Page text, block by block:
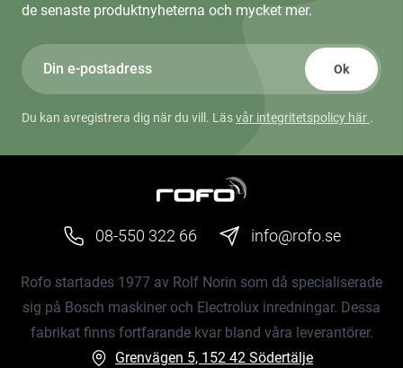
de senaste produktnyheterna och mycket mer.
Ok
Du kan avregistrera dig när du vill. Läsvår integritetspolicy här .
08-550 322 66 info@rofo.se
Rofo startades 1977 av Rolf Norin som då specialiserade
sig på Bosch maskiner och Electrolux inredningar. Dessa
fabrikat finns fortfarande kvar bland våra leverantörer.
Grenvägen 5, 152 42 Södertälje